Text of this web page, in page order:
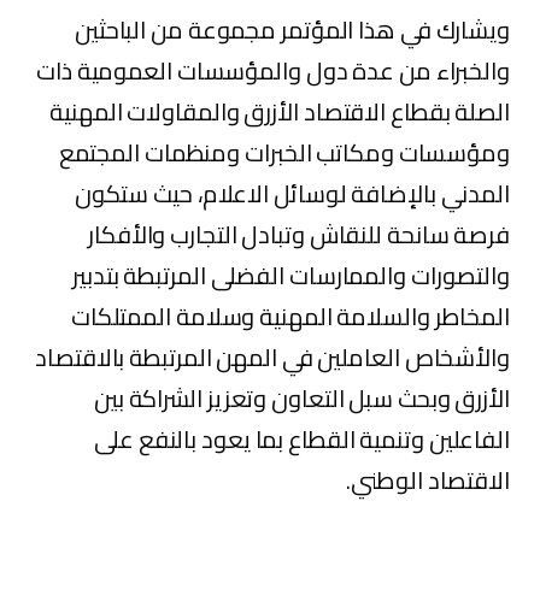
ويشارك في هذا المؤتمر مجموعة من الباحثين
والخبراء من عدة دول والمؤسسات العمومية ذات
الصلة بقطاع الاقتصاد الأزرق والمقاولات المهنية
ومؤسسات ومكاتب الخبرات ومنظمات المجتمع
المدني بالإضافة لوسائل الاعلام، حيث ستكون
فرصة سانحة للنقاش وتبادل التجارب والأفكار
والتصورات والممارسات الفضلى المرتبطة بتدبير
المخاطر والسلامة المهنية وسلامة الممتلكات
والأشخاص العاملين في المهن المرتبطة بالاقتصاد
الأزرق وبحث سبل التعاون وتعزيز الشراكة بين
الفاعلين وتنمية القطاع بما يعود بالنفع على
الاقتصاد الوطني.